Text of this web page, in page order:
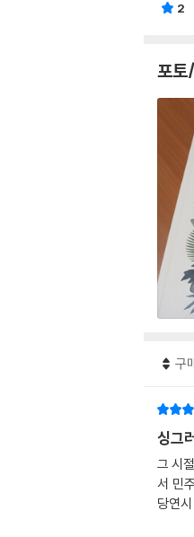
2
포
구
싱그
그 시
서 민
당연